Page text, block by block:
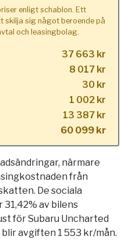
enligt schablon. Ett
skilja sig något beroende på
och leasingbolag.
37 663 kr
8 017 kr
30 kr
1 002 kr
13 387 kr
60 099 kr
närmare
från
De sociala
av bilens
för Subaru Uncharted
avgiften 1 553 kr/mån.